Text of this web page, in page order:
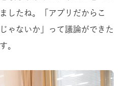
したね。「アプリだからこ
ゃないか」って議論ができた
。